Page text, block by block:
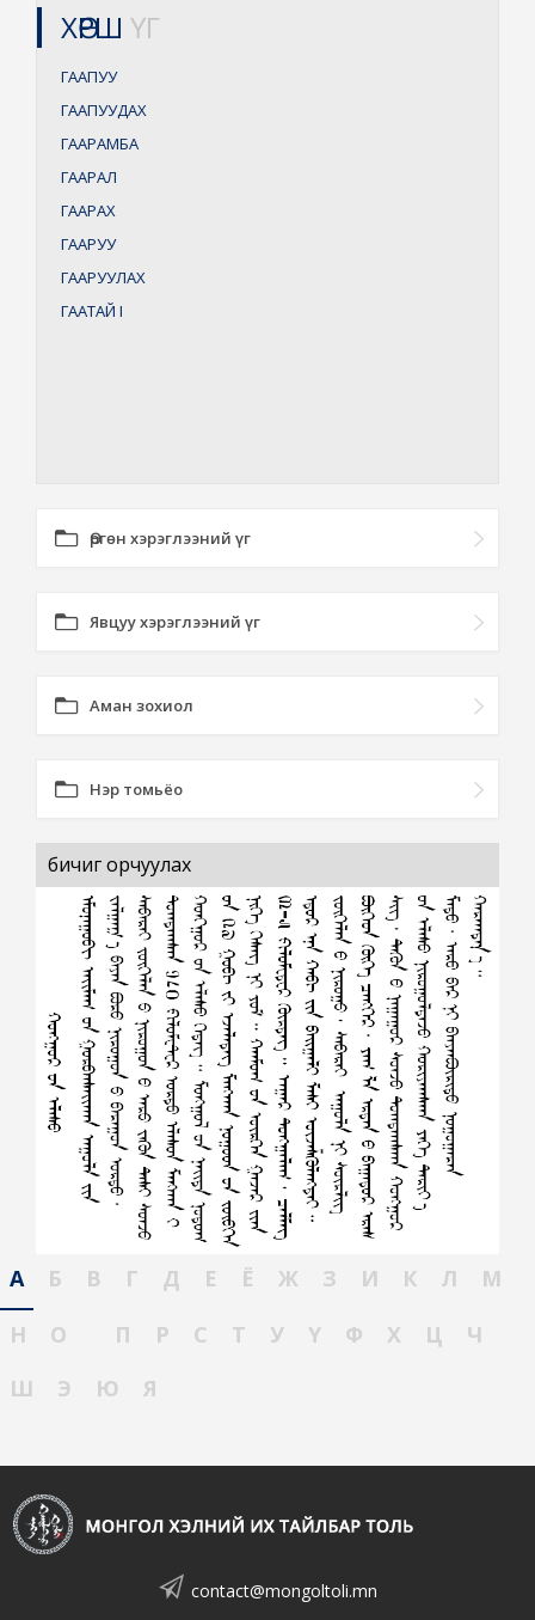
ХӨРШ ҮГ
ГААПУУ
ГААПУУДАХ
ГААРАМБА
ГААРАЛ
ГААРАХ
ГААРУУ
ГААРУУЛАХ
ГААТАЙ I
Өргөн хэрэглээний үг
Явцуу хэрэглээний үг
Аман зохиол
Нэр томьёо
бичиг орчуулах
А Б В Г Д Е Ё Ж З И К Л
М
Н
О П Р С Т У Ү Ф Х Ц
Ч
Ш
Э Ю Я
contact@mongoltoli.mn